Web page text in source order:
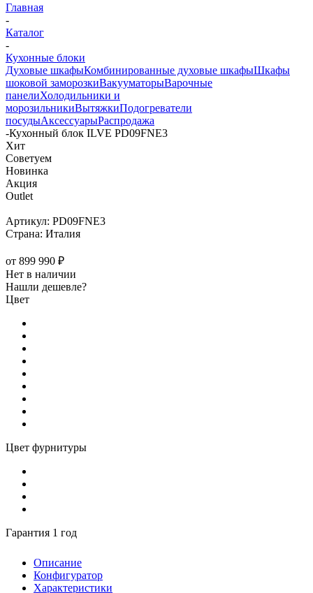
Главная
-
Каталог
-
Кухонные блоки
Духовые шкафыКомбинированные духовые шкафыШкафы
шоковой заморозкиВакууматорыВарочные
панелиХолодильники и
морозильникиВытяжкиПодогреватели
посудыАксессуарыРаспродажа
-Кухонный блок ILVE PD09FNE3
Хит
Советуем
Новинка
Акция
Outlet
Артикул: PD09FNE3
Страна: Италия
от 899 990 ₽
Нет в наличии
Нашли дешевле?
Цвет
Цвет фурнитуры
Гарантия 1 год
Описание
Конфигуратор
Характеристики